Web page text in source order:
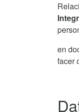
en
facer